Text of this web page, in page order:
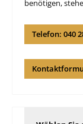
benötigen,
Telefon: 040